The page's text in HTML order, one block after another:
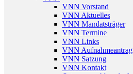
VNN Vorstand
VNN Aktuelles
VNN Mandatsträger
VNN Termine
VNN Links
VNN Aufnahmeantrag
VNN Satzung
VNN Kontakt